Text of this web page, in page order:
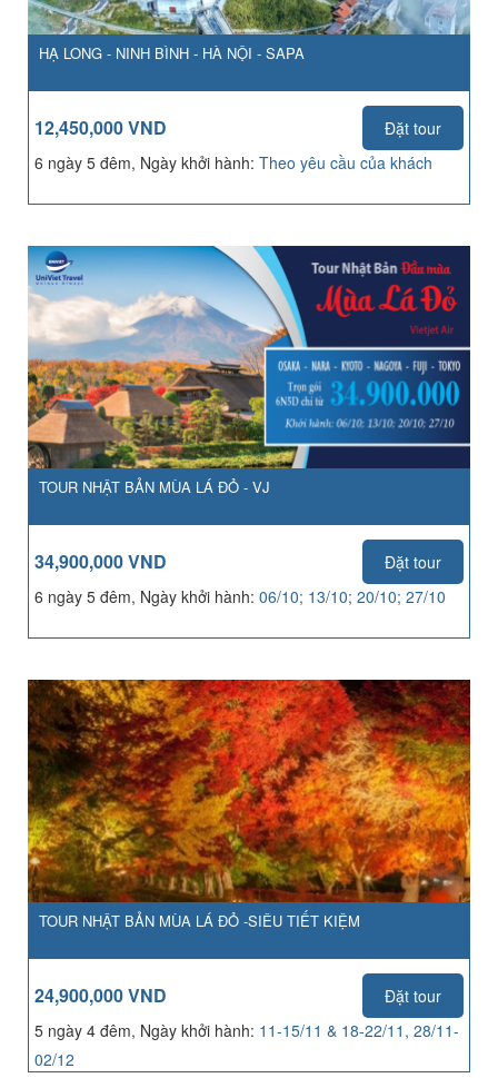
HẠ LONG - NINH BÌNH - HÀ NỘI - SAPA
12,450,000 VND
Đặt tour
6 ngày 5 đêm, Ngày khởi hành: Theo yêu cầu của khách
TOUR NHẬT BẢN MÙA LÁ ĐỎ - VJ
34,900,000 VND
Đặt tour
6 ngày 5 đêm, Ngày khởi hành: 06/10; 13/10; 20/10; 27/10
TOUR NHẬT BẢN MÙA LÁ ĐỎ -SIÊU TIẾT KIỆM
24,900,000 VND
Đặt tour
5 ngày 4 đêm, Ngày khởi hành: 11-15/11 & 18-22/11, 28/11-
02/12